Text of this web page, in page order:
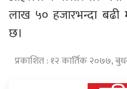
लाख ५० हजारभन्दा
छ।
प्रकाशित : १२ कार्तिक २०७७,